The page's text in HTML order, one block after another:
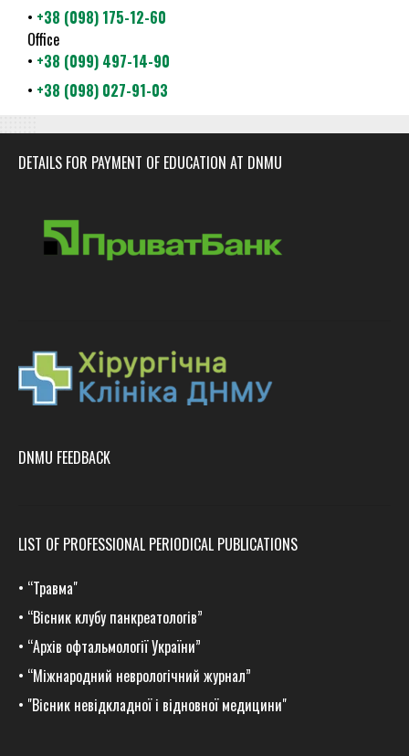
• +38 (098) 175-12-60
Office
• +38 (099) 497-14-90
• +38 (098) 027-91-03
DETAILS FOR PAYMENT OF EDUCATION AT DNMU
DNMU FEEDBACK
LIST OF PROFESSIONAL PERIODICAL PUBLICATIONS
• “Травма"
• “Вісник клубу панкреатологів”
• “Архів офтальмології України”
• “Міжнародний неврологічний журнал”
• "Вісник невідкладної і відновної медицини"